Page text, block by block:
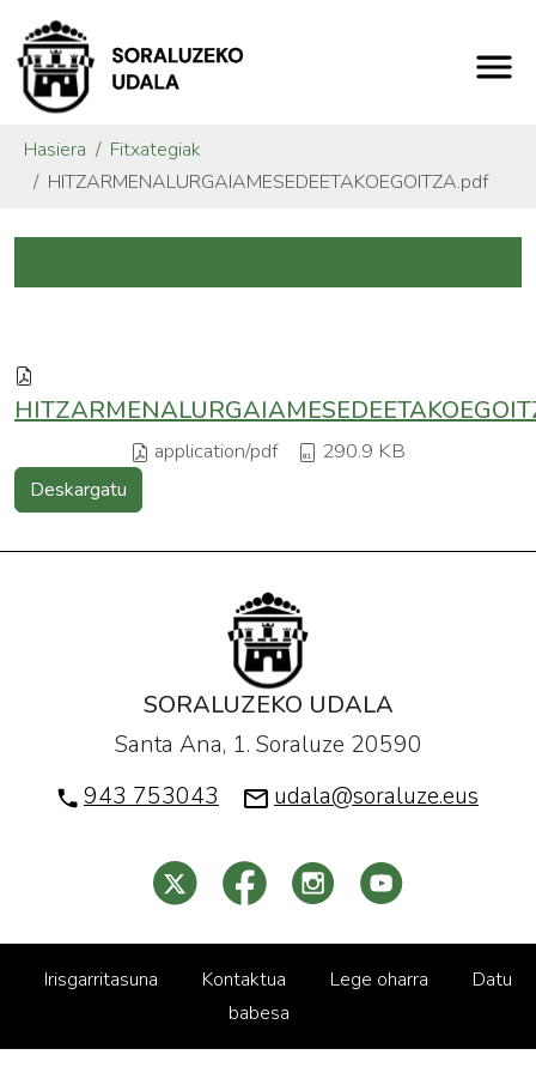
Hasiera
Fitxategiak
HITZARMENALURGAIAMESEDEETAKOEGOITZA.pdf
application/pdf 290.9 KB
Deskargatu
SORALUZEKO UDALA
Santa Ana, 1. Soraluze 20590
943 753043
udala@soraluze.eus
Irisgarritasuna Kontaktua Lege oharra
Datu
babesa